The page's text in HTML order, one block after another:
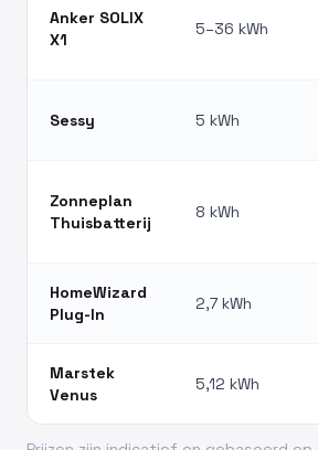
Anker SOLIX
X1
5–36 kWh
Sessy 5 kWh
Zonneplan
Thuisbatterij
8 kWh
HomeWizard
Plug-In
2,7 kWh
Marstek
Venus
5,12 kWh